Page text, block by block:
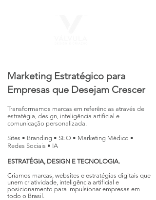
Marketing Estratégico para
Empresas que Desejam Crescer
Transformamos marcas em referências através de
estratégia, design, inteligência artificial e
comunicação personalizada.
Sites • Branding • SEO • Marketing Médico •
Redes Sociais • IA
ESTRATÉGIA, DESIGN E TECNOLOGIA.
Criamos marcas, websites e estratégias digitais que
unem criatividade, inteligência artificial e
posicionamento para impulsionar empresas em
todo o Brasil.